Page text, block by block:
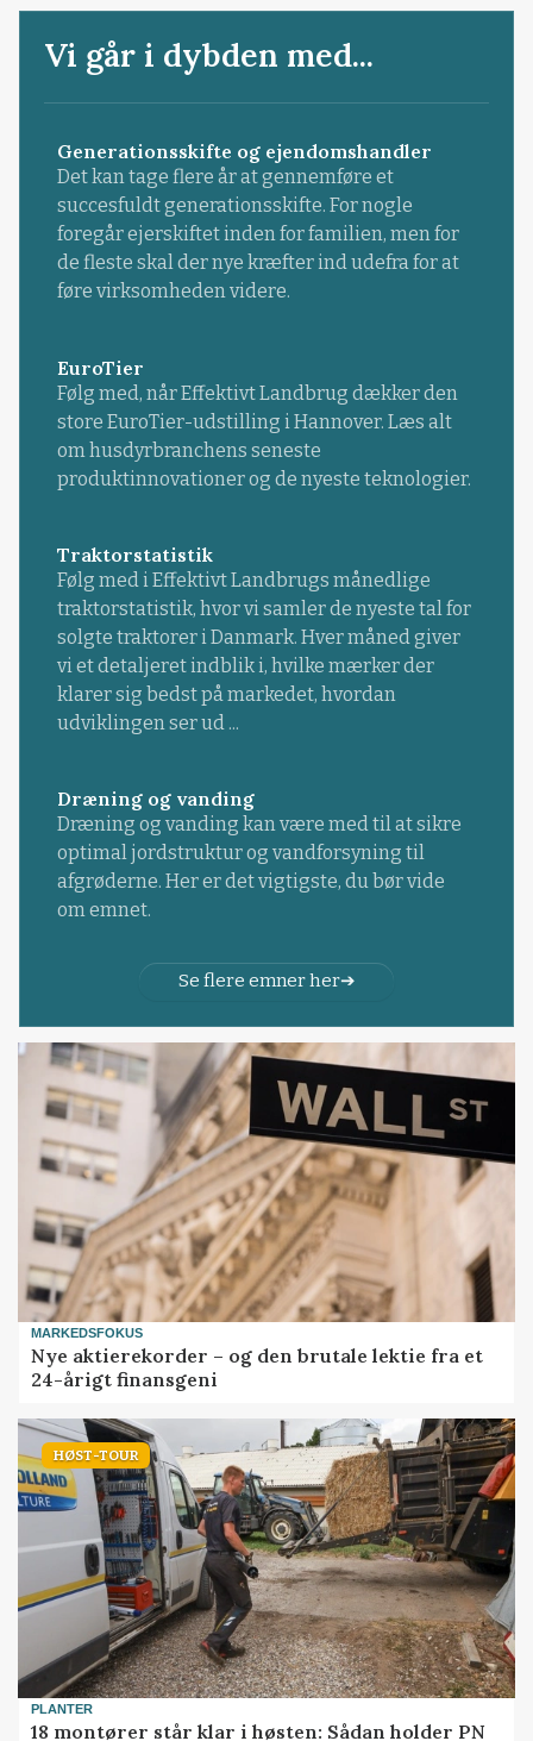
Vi går i dybden med...
Generationsskifte og ejendomshandler
Det kan tage flere år at gennemføre et
succesfuldt generationsskifte. For nogle
foregår ejerskiftet inden for familien, men for
de fleste skal der nye kræfter ind udefra for at
føre virksomheden videre.
EuroTier
Følg med, når Effektivt Landbrug dækker den
store EuroTier-udstilling i Hannover. Læs alt
om husdyrbranchens seneste
produktinnovationer og de nyeste teknologier.
Traktorstatistik
Følg med i Effektivt Landbrugs månedlige
traktorstatistik, hvor vi samler de nyeste tal for
solgte traktorer i Danmark. Hver måned giver
vi et detaljeret indblik i, hvilke mærker der
klarer sig bedst på markedet, hvordan
udviklingen ser ud ...
Dræning og vanding
Dræning og vanding kan være med til at sikre
optimal jordstruktur og vandforsyning til
afgrøderne. Her er det vigtigste, du bør vide
om emnet.
Se flere emner her
MARKEDSFOKUS
Nye aktierekorder – og den brutale lektie fra et
24-årigt finansgeni
HØST-TOUR
PLANTER
18 montører står klar i høsten: Sådan holder PN